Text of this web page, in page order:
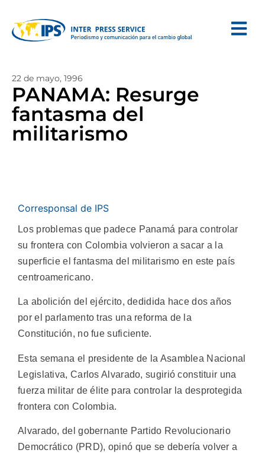
22 de mayo, 1996
PANAMA: Resurge
fantasma del
militarismo
Corresponsal de IPS
Los problemas que padece Panamá para controlar
su frontera con Colombia volvieron a sacar a la
superficie el fantasma del militarismo en este país
centroamericano.
La abolición del ejército, dedidida hace dos años
por el parlamento tras una reforma de la
Constitución, no fue suficiente.
Esta semana el presidente de la Asamblea Nacional
Legislativa, Carlos Alvarado, sugirió constituir una
fuerza militar de élite para controlar la desprotegida
frontera con Colombia.
Alvarado, del gobernante Partido Revolucionario
Democrático (PRD), opinó que se debería volver a